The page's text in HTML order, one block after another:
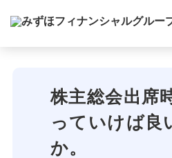
株主総会出席
っていけば良
か。